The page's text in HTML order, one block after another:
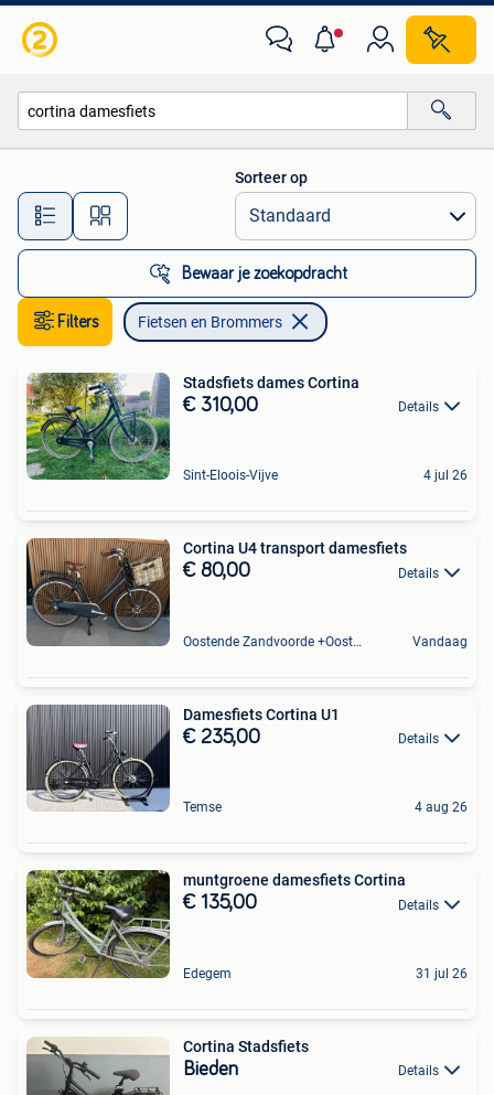
Alle afstanden…
Sorteer op
Bewaar je zoekopdracht
Filters Fietsen en Brommers
Stadsfiets dames Cortina
€ 310,00 Details
Sint-Eloois-Vijve 4 jul 26
Cortina U4 transport damesfiets
€ 80,00 Details
Oostende Zandvoorde +Oostende Vandaag
Damesfiets Cortina U1
€ 235,00 Details
Temse 4 aug 26
muntgroene damesfiets Cortina
€ 135,00 Details
Edegem 31 jul 26
Cortina Stadsfiets
Bieden Details